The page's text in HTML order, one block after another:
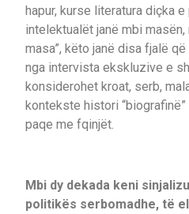
hapur, kurse literatura diçka e
intelektualët janë mbi
masa”, këto janë disa fjalë
nga intervista ekskluzive e
konsiderohet kroat, serb,
kontekste histori
paqe me fqinjët.
Mbi dy dekada keni
politikës serbomadhe, të